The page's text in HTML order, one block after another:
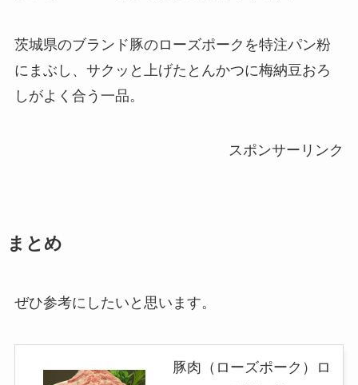
茨城県のブランド豚のローズポークを特注パン粉
にまぶし、サクッと上げたとんかつに梅納豆おろ
しがよく合う一品。
スポンサーリンク
まとめ
ぜひ参考にしたいと思います。
豚肉（ローズポーク）ロ